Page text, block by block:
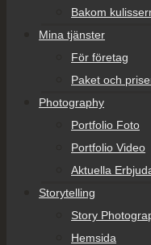
Bakom
Mina tjänster
För företag
Paket och
Photography
Portfolio Foto
Portfolio Video
Aktuella
Storytelling
Story
Hemsida